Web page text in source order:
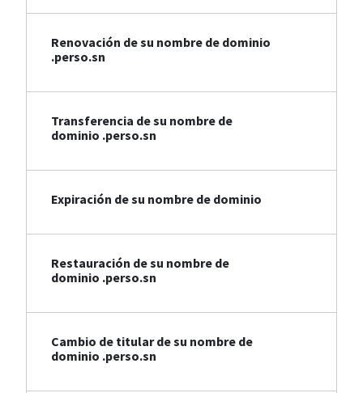
Renovación de su nombre de dominio
.perso.sn
Transferencia de su nombre de
dominio .perso.sn
Expiración de su nombre de dominio
Restauración de su nombre de
dominio .perso.sn
Cambio de titular de su nombre de
dominio .perso.sn